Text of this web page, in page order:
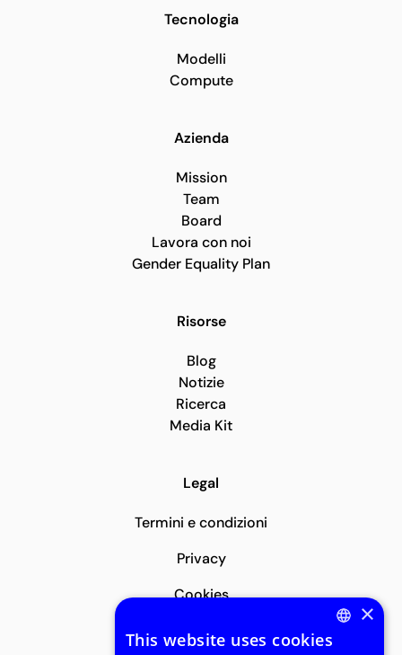
Iscriviti alla nostra newsletter
Ricevi ogni mese tanti insight sul mondo
Tecnologia
Modelli
Compute
Legal
Termini e condizioni
Privacy
Cookies
Licenze Software
Azienda
Mission
Team
Board
Lavora con noi
Gender Equality Plan
Risorse
Blog
Notizie
Ricerca
Media Kit
×
This website uses cookies